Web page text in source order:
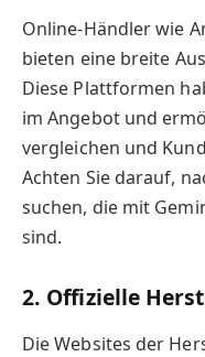
Online-Händler wie
bieten eine breite
Diese Plattformen
im Angebot und
vergleichen und
Achten Sie darauf,
suchen, die mit
sind.
2. Offizielle
Die Websites der